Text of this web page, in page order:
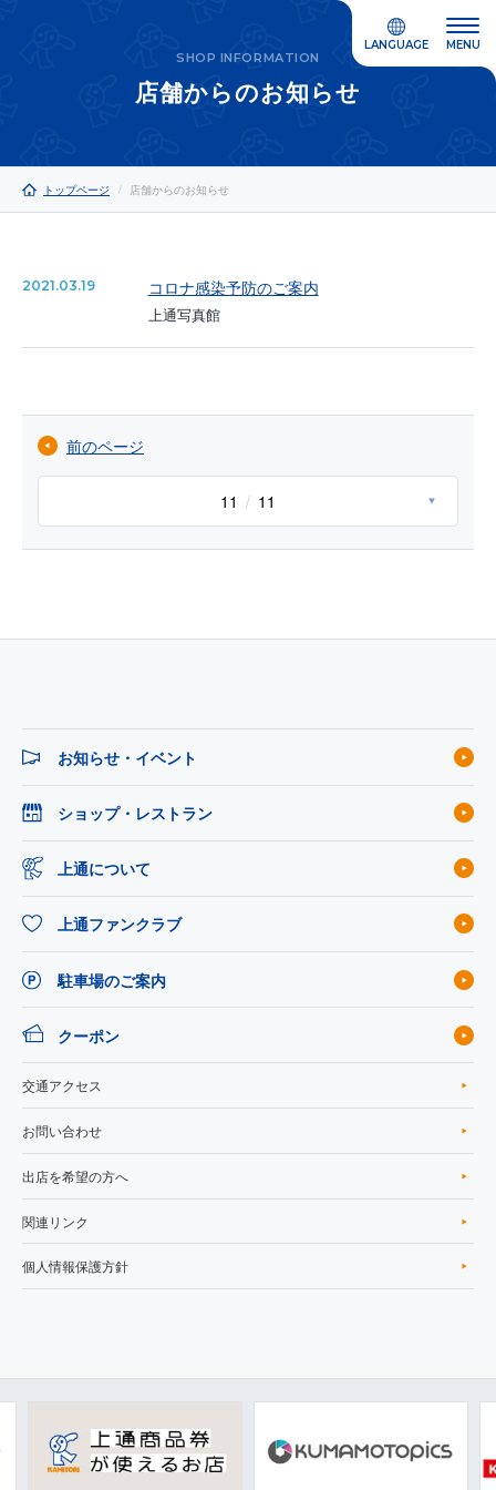
LANGUAGE MENU
SHOP INFORMATION
店舗からのお知らせ
トップページ 店舗からのお知らせ
2021.03.19 コロナ感染予防のご案内
上通写真館
前のページ
11 11
お知らせ・イベント
ショップ・レストラン
上通について
上通ファンクラブ
駐車場のご案内
クーポン
交通アクセス
お問い合わせ
出店を希望の方へ
関連リンク
個人情報保護方針